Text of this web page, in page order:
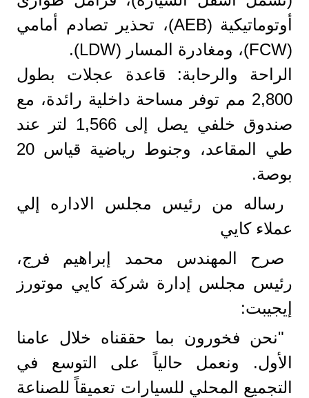
أوتوماتيكية (AEB)، تحذير تصادم أمامي
(FCW)، ومغادرة المسار (LDW).
الراحة والرحابة: قاعدة عجلات بطول
2,800 مم توفر مساحة داخلية رائدة، مع
صندوق خلفي يصل إلى 1,566 لتر عند
طي المقاعد، وجنوط رياضية قياس 20
بوصة.
رساله من رئيس مجلس الاداره إلي
عملاء كايي
صرح المهندس محمد إبراهيم فرج،
رئيس مجلس إدارة شركة كايي موتورز
إيجيبت:
"نحن فخورون بما حققناه خلال عامنا
الأول. ونعمل حالياً على التوسع في
التجميع المحلي للسيارات تعميقاً للصناعة